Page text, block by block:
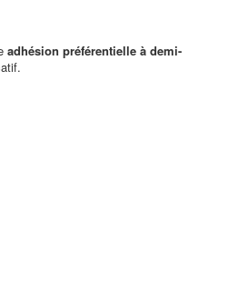
adhésion préférentielle à demi-